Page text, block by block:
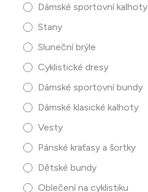
Dámské sportovní kalhoty
Stany
Sluneční brýle
Cyklistické dresy
Dámské sportovní bundy
Dámské klasické kalhoty
Vesty
Pánské kraťasy a šortky
Dětské bundy
Oblečení na cyklistiku